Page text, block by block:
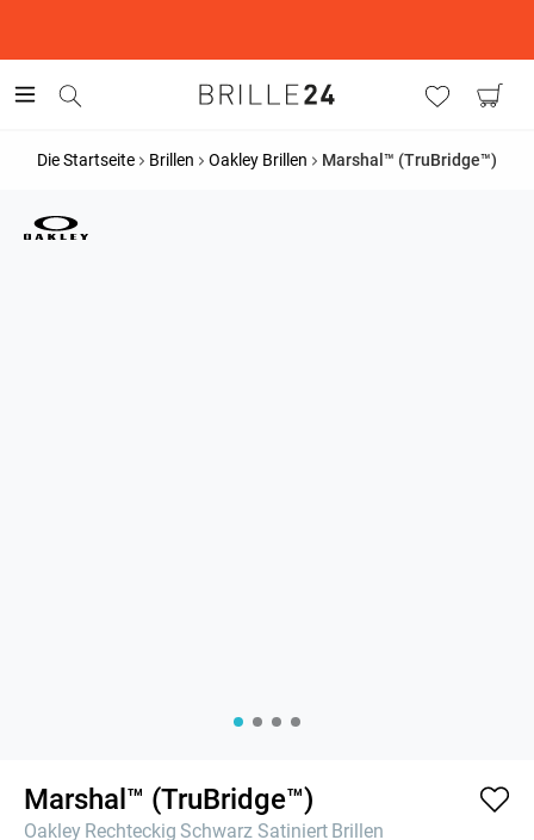
Die Startseite Brillen Oakley Brillen Marshal™ (TruBridge™)
Marshal™ (TruBridge™)
Oakley Rechteckig Schwarz Satiniert Brillen